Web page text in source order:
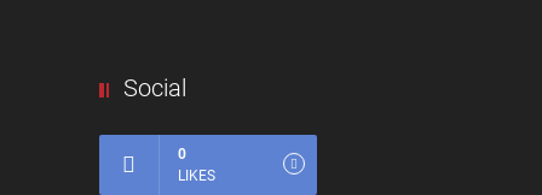
Social
0
LIKES